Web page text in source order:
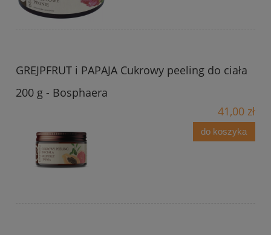
GREJPFRUT i PAPAJA Cukrowy peeling do ciała
200 g - Bosphaera
41,00 zł
do koszyka